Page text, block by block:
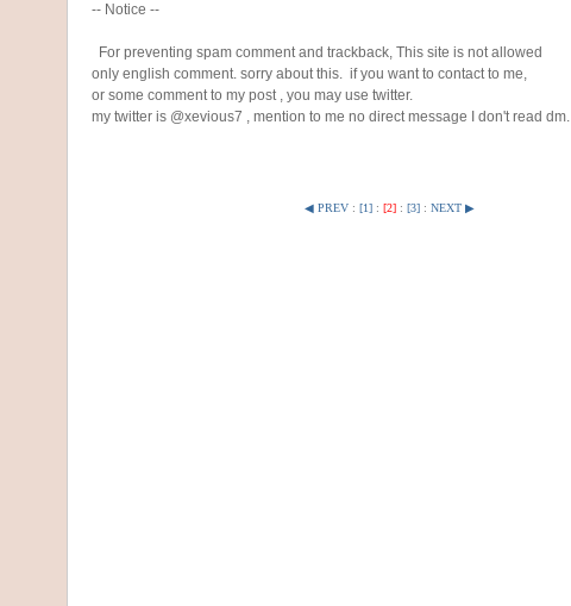
-- Notice --
For preventing spam comment and trackback, This site is not allowed
only english comment. sorry about this. if you want to contact to me,
or some comment to my post , you may use twitter.
my twitter is @xevious7 , mention to me no direct message I don't read dm.
◀ PREV : [1]: [2]: [3]: NEXT ▶